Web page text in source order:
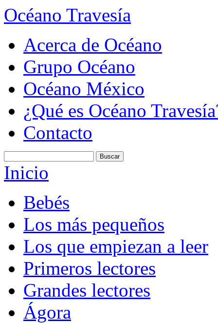
Océano Travesía
Acerca de Océano
Grupo Océano
Océano México
¿Qué es Océano
Contacto
Inicio
Bebés
Los más pequeños
Los que empiezan a leer
Primeros lectores
Grandes lectores
Ágora